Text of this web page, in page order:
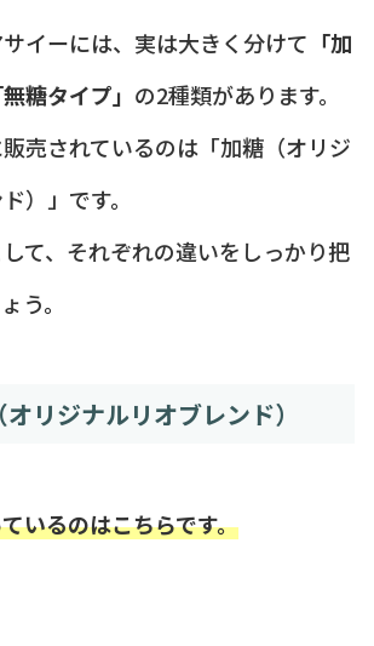
イーには、実は大きく分けて 「加
糖タイプ」 の2種類があります。
売されているのは「加糖（オリジ
）」です。
て、それぞれの違いをしっかり把
う。
リジナルリオブレンド）
いるのはこちらです。